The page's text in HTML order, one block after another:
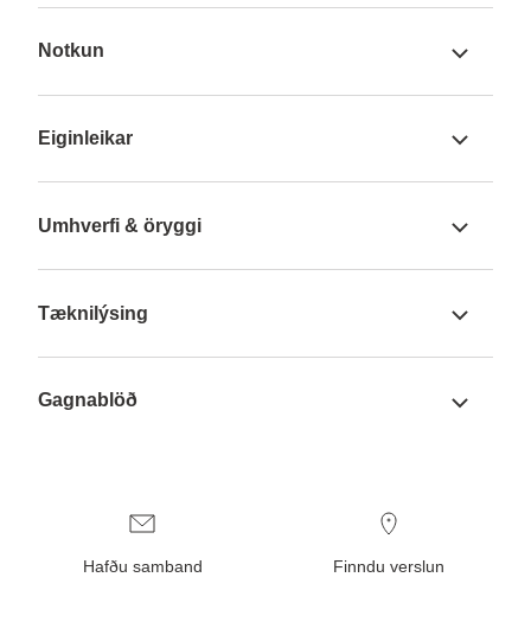
Notkun
Eiginleikar
Umhverfi & öryggi
Tæknilýsing
Gagnablöð
Hafðu samband Finndu verslun